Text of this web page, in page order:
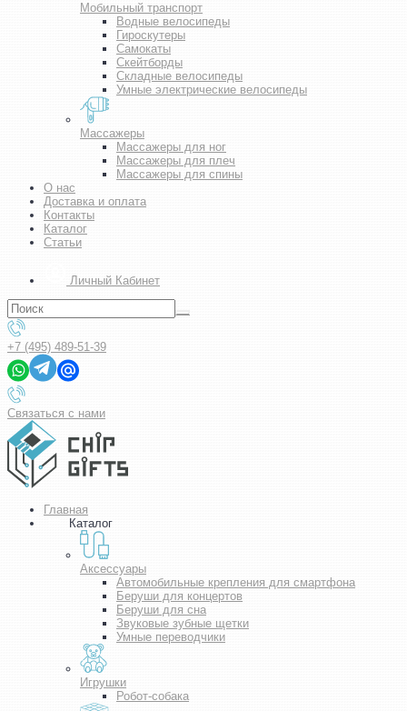
Мобильный транспорт
Водные велосипеды
Гироскутеры
Самокаты
Скейтборды
Складные велосипеды
Умные электрические велосипеды
Массажеры
Массажеры для ног
Массажеры для плеч
Массажеры для спины
О нас
Доставка и оплата
Контакты
Каталог
Статьи
Личный Кабинет
+7 (495) 489-51-39
Связаться с нами
Главная
Каталог
Аксессуары
Автомобильные крепления для смартфона
Беруши для концертов
Беруши для сна
Звуковые зубные щетки
Умные переводчики
Игрушки
Робот-собака